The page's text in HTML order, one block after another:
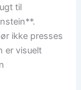
til
ikke presses
er visuelt